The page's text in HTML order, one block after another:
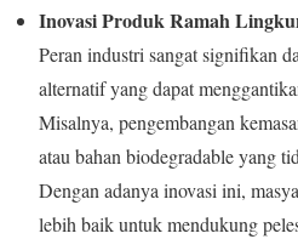
Inovasi Produk Ramah
Peran industri sangat signifikan
alternatif yang dapat
Misalnya, pengembangan
atau bahan biodegradable yang
Dengan adanya inovasi ini,
lebih baik untuk mendukung